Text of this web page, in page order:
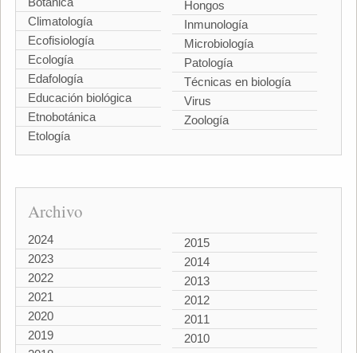
Climatología
Ecofisiología
Ecología
Edafología
Educación biológica
Etnobotánica
Etología
Hongos
Inmunología
Microbiología
Patología
Técnicas en biología
Virus
Zoología
Archivo
2024
2023
2022
2021
2020
2019
2015
2014
2013
2012
2011
2010